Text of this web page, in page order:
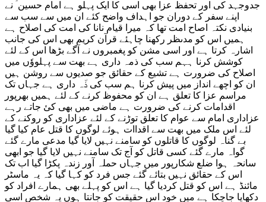
جدوجہد کی اور تحفظ عزا بھی اسی کا ایک پہلو ہے امام حسین ؑ نے
اپنے سفر کے دوران جو اہداف واضح کئے ان میں سے سب سے
بنیادی نکتہ اصاح امت تھا کہ میرا قیام نانا کی امت کی اصلاح ہے
ہمیں اس کو مدںظر رکھنا چاہئے قرآن کریم بھی اس کی جانب
اشارہ کرتا ہے اور اسی مشن کو پغمبروں نے آگے بڑھا اس کے لئے
کوشش کرنا ہہم سب کی ذمہ داری ہے بھت سے پہلووٗں میں
اصلاح کی ضرورت ہے تشیع کے حقائق جو صدیوں سے روشن ہیں
ان کو اچھے انداز میں پیش کرنا ہم سب کی ذ٘ہ داری ہے جہاں تک
مراسم عزا کا تعلق ہے ان کو محفوظ کرنے کے لئے ہمیں بھرپور
اقدامات کرنے کی ضرورت ہے ماضی میں بھی کئ جاتے رہے
عزاداری امام سے عوام کا تعلق توڑنے کے لئے عزاداری کو روکنے کے
لئے اس ملک میں بھت سے اقداات ہوئے لوگوں کا قتل عام کیا گیا
بے گناہ لوگوں کا قاتلوں کو سامنے نہیں لایا گیا مدعی مارے گئے
گواہ مارے گئے کسی قاتل کو آج تک سامنے نہیں لایا گیا جو ابھی
سانحہ ہوا ضلع شکارپور میں جہاں حملہ آور زندہ پکڑا گیا اب تک
اس کے حقائق نہیں بتائے گئے جس فرد کو کہا گیا کہ یہ ماسٹر
مائنڈ ہے اس کو قتل کردیا گیا ہے اس کو پہلے بھی ہمارے افراد کو
دکھایا جاچکا ہے میں خود اس حقیقت کو جانتا ہوں یہ شخص اسی